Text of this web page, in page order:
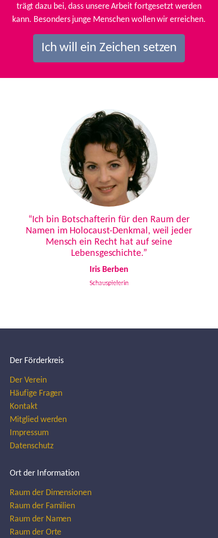
trägt dazu bei, dass unsere Arbeit fortgesetzt werden
kann. Besonders junge Menschen wollen wir erreichen.
Ich will ein Zeichen setzen
“Ich bin Botschafterin für den Raum der
Namen im Holocaust-Denkmal, weil jeder
Mensch ein Recht hat auf seine
Lebensgeschichte.”
Iris Berben
Schauspielerin
Der Förderkreis
Der Verein
Häufige Fragen
Kontakt
Mitglied werden
Impressum
Datenschutz
Ort der Information
Raum der Dimensionen
Raum der Familien
Raum der Namen
Raum der Orte